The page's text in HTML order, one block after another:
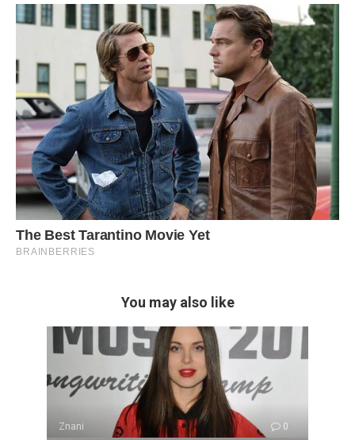
You may also like
Znani 0